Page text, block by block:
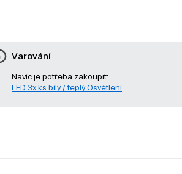
Varování
Navíc je potřeba zakoupit:
LED 3x ks bílý / teplý Osvětlení